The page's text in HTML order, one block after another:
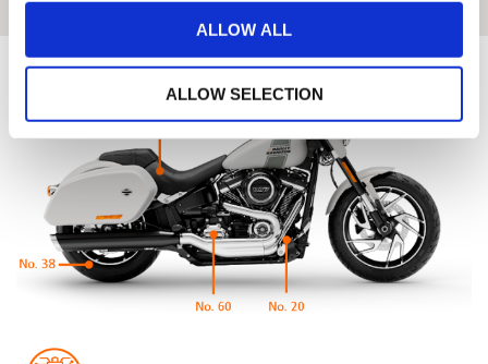
ALLOW ALL
ALLOW SELECTION